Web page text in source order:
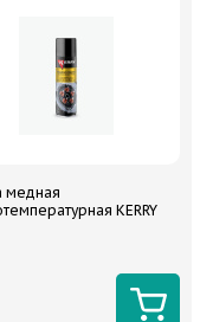
медная
KERRY